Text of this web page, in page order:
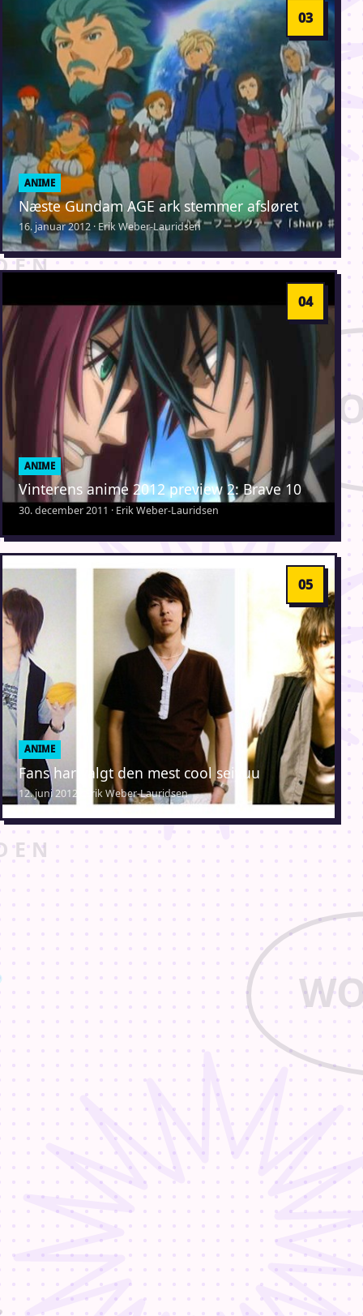
ANIME
Næste Gundam AGE ark stemmer afsløret
16. januar 2012 · Erik Weber-Lauridsen
ANIME
Vinterens anime 2012 preview 2: Brave 10
30. december 2011 · Erik Weber-Lauridsen
ANIME
Fans har valgt den mest cool seiyuu
12. juni 2012 · Erik Weber-Lauridsen